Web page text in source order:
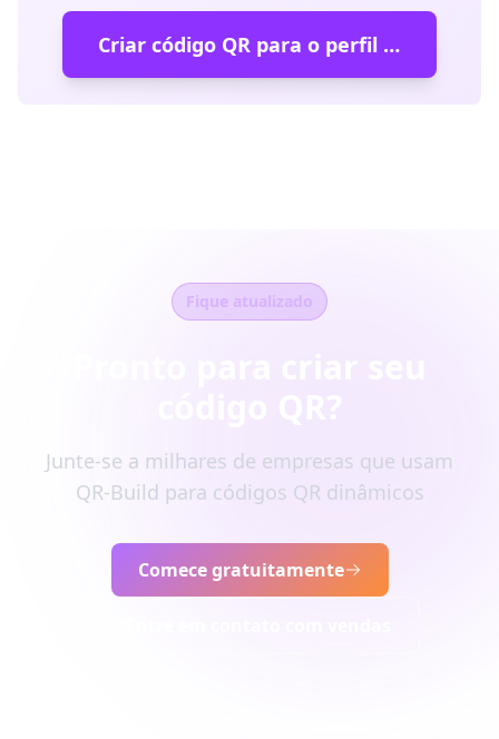
Criar código QR para o perfil da empresa
Fique atualizado
Junte-se a milhares de empresas que usam
QR-Build para códigos QR dinâmicos
Comece gratuitamente